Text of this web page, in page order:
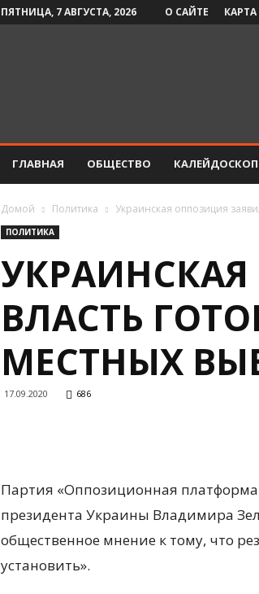
ПЯТНИЦА, 7 АВГУСТА, 2026 О САЙТЕ
ГЛАВНАЯ ОБЩЕСТВО КАЛЕЙДОСКОП
Домой Политика Украинская оппозиция
ПОЛИТИКА
ВЛАСТЬ
МЕСТНЫХ
17.09.2020 686
Партия «Оппозиционная
президента Украины Владимира
общественное мнение к тому, что
установить».